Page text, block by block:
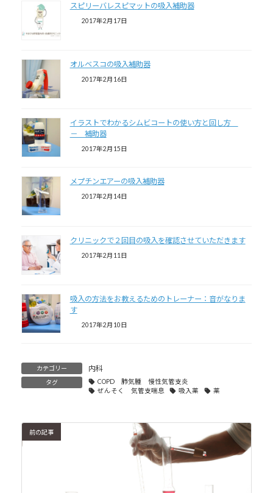
スピリーバレスピマットの吸入補助器
2017年2月17日
オルベスコの吸入補助器
2017年2月16日
イラストでわかるシムビコートの使い方と回し方
－ 補助器
2017年2月15日
メプチンエアーの吸入補助器
2017年2月14日
クリニックで２回目の吸入を確認させていただきます
2017年2月11日
吸入の方法をお教えるためのトレーナー：音がなりま
す
2017年2月10日
カテゴリー 内科
タグ
COPD 肺気腫 慢性気管支炎
ぜんそく 気管支喘息
吸入薬 薬
前の記事